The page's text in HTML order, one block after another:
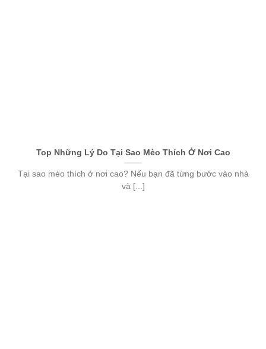
Top Những Lý Do Tại Sao Mèo Thích Ở Nơi Cao
Tại sao mèo thích ở nơi cao? Nếu bạn đã từng bước vào nhà
và [...]